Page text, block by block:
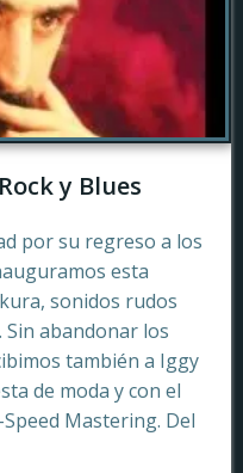
y Blues
por su regreso a los
esta
sonidos rudos
Sin abandonar los
también a Iggy
de moda y con el
Mastering. Del